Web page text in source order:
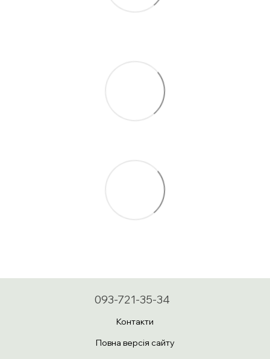
093-721-35-34
Контакти
Повна версія сайту